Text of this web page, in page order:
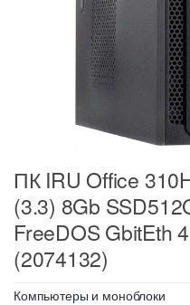
ПК IRU Office
(3.3) 8Gb
FreeDOS GbitEth
(2074132)
Компьютеры и моноблоки